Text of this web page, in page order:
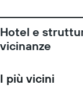
Hotel e
vicinanze
I più vicini